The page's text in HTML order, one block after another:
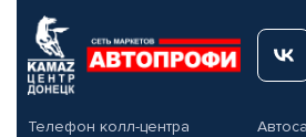
Телефон колл-центра